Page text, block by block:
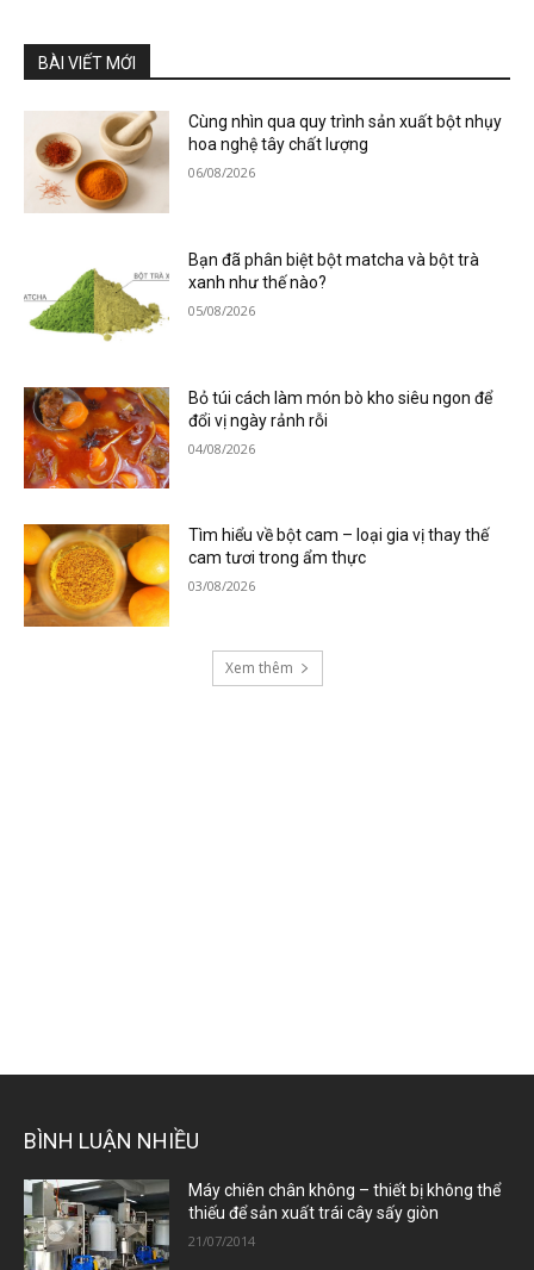
BÀI VIẾT MỚI
Cùng nhìn qua quy trình sản xuất bột nhụy
hoa nghệ tây chất lượng
06/08/2026
Bạn đã phân biệt bột matcha và bột trà
xanh như thế nào?
05/08/2026
Bỏ túi cách làm món bò kho siêu ngon để
đổi vị ngày rảnh rỗi
04/08/2026
Tìm hiểu về bột cam – loại gia vị thay thế
cam tươi trong ẩm thực
03/08/2026
Xem thêm
BÌNH LUẬN NHIỀU
Máy chiên chân không – thiết bị không thể
thiếu để sản xuất trái cây sấy giòn
21/07/2014